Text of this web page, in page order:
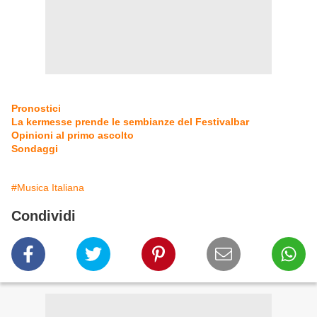
Pronostici
La kermesse prende le sembianze del Festivalbar
Opinioni al primo ascolto
Sondaggi
#Musica Italiana
Condividi